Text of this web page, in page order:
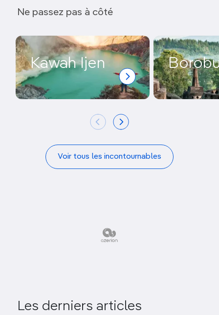
Ne passez pas à côté
Kawah Ijen
Voir tous les incontournables
Les derniers articles